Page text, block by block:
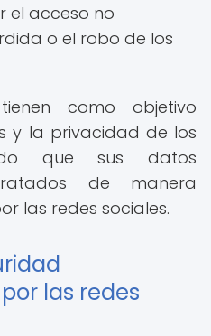
el acceso no
o el robo de los
como objetivo
y la privacidad de los
que sus datos
de manera
las redes sociales.
las redes